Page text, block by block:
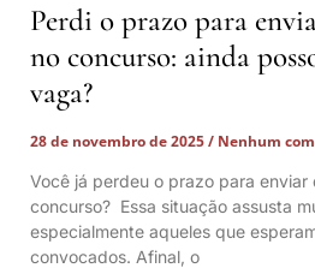
Perdi o prazo para
no concurso: ainda
vaga?
28 de novembro de 2025
Nenhum
Você já perdeu o prazo para enviar
concurso? Essa situação assusta
especialmente aqueles que
convocados. Afinal, o